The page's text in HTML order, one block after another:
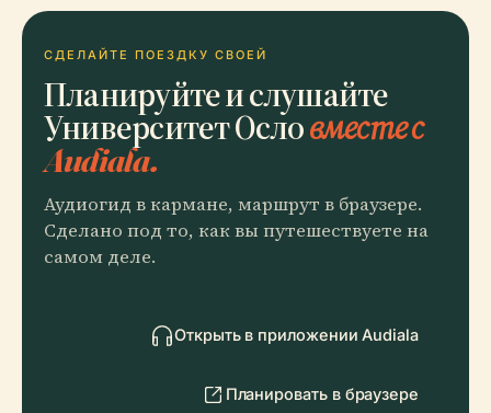
СДЕЛАЙТЕ ПОЕЗДКУ СВОЕЙ
Планируйте и слушайте
Университет Ословместе с
Audiala.
Аудиогид в кармане, маршрут в браузере.
Сделано под то, как вы путешествуете на
самом деле.
Открыть в приложении Audiala
Планировать в браузере